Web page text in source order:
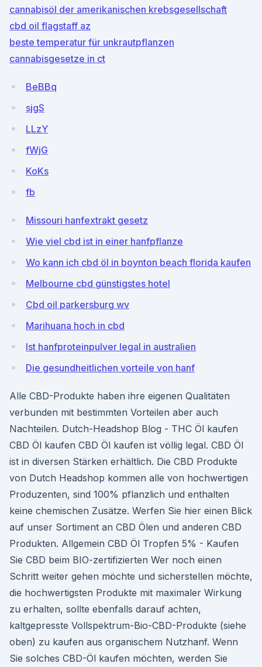
cannabisöl der amerikanischen krebsgesellschaft
cbd oil flagstaff az
beste temperatur für unkrautpflanzen
cannabisgesetze in ct
BeBBq
sjgS
LLzY
fWjG
KoKs
fb
Missouri hanfextrakt gesetz
Wie viel cbd ist in einer hanfpflanze
Wo kann ich cbd öl in boynton beach florida kaufen
Melbourne cbd günstigstes hotel
Cbd oil parkersburg wv
Marihuana hoch in cbd
Ist hanfproteinpulver legal in australien
Die gesundheitlichen vorteile von hanf
Alle CBD-Produkte haben ihre eigenen Qualitäten
verbunden mit bestimmten Vorteilen aber auch
Nachteilen. Dutch-Headshop Blog - THC Öl kaufen
CBD Öl kaufen CBD Öl kaufen ist völlig legal. CBD Öl
ist in diversen Stärken erhältlich. Die CBD Produkte
von Dutch Headshop kommen alle von hochwertigen
Produzenten, sind 100% pflanzlich und enthalten
keine chemischen Zusätze. Werfen Sie hier einen Blick
auf unser Sortiment an CBD Ölen und anderen CBD
Produkten. Allgemein CBD Öl Tropfen 5% - Kaufen
Sie CBD beim BIO-zertifizierten Wer noch einen
Schritt weiter gehen möchte und sicherstellen möchte,
die hochwertigsten Produkte mit maximaler Wirkung
zu erhalten, sollte ebenfalls darauf achten,
kaltgepresste Vollspektrum-Bio-CBD-Produkte (siehe
oben) zu kaufen aus organischem Nutzhanf. Wenn
Sie solches CBD-Öl kaufen möchten, werden Sie